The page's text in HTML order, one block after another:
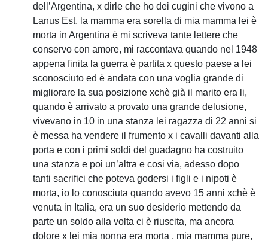
dell’Argentina, x dirle che ho dei cugini che vivono a
Lanus Est, la mamma era sorella di mia mamma lei è
morta in Argentina è mi scriveva tante lettere che
conservo con amore, mi raccontava quando nel 1948
appena finita la guerra è partita x questo paese a lei
sconosciuto ed è andata con una voglia grande di
migliorare la sua posizione xchè già il marito era li,
quando è arrivato a provato una grande delusione,
vivevano in 10 in una stanza lei ragazza di 22 anni si
è messa ha vendere il frumento x i cavalli davanti alla
porta e con i primi soldi del guadagno ha costruito
una stanza e poi un’altra e cosi via, adesso dopo
tanti sacrifici che poteva godersi i figli e i nipoti è
morta, io lo conosciuta quando avevo 15 anni xchè è
venuta in Italia, era un suo desiderio mettendo da
parte un soldo alla volta ci è riuscita, ma ancora
dolore x lei mia nonna era morta , mia mamma pure,